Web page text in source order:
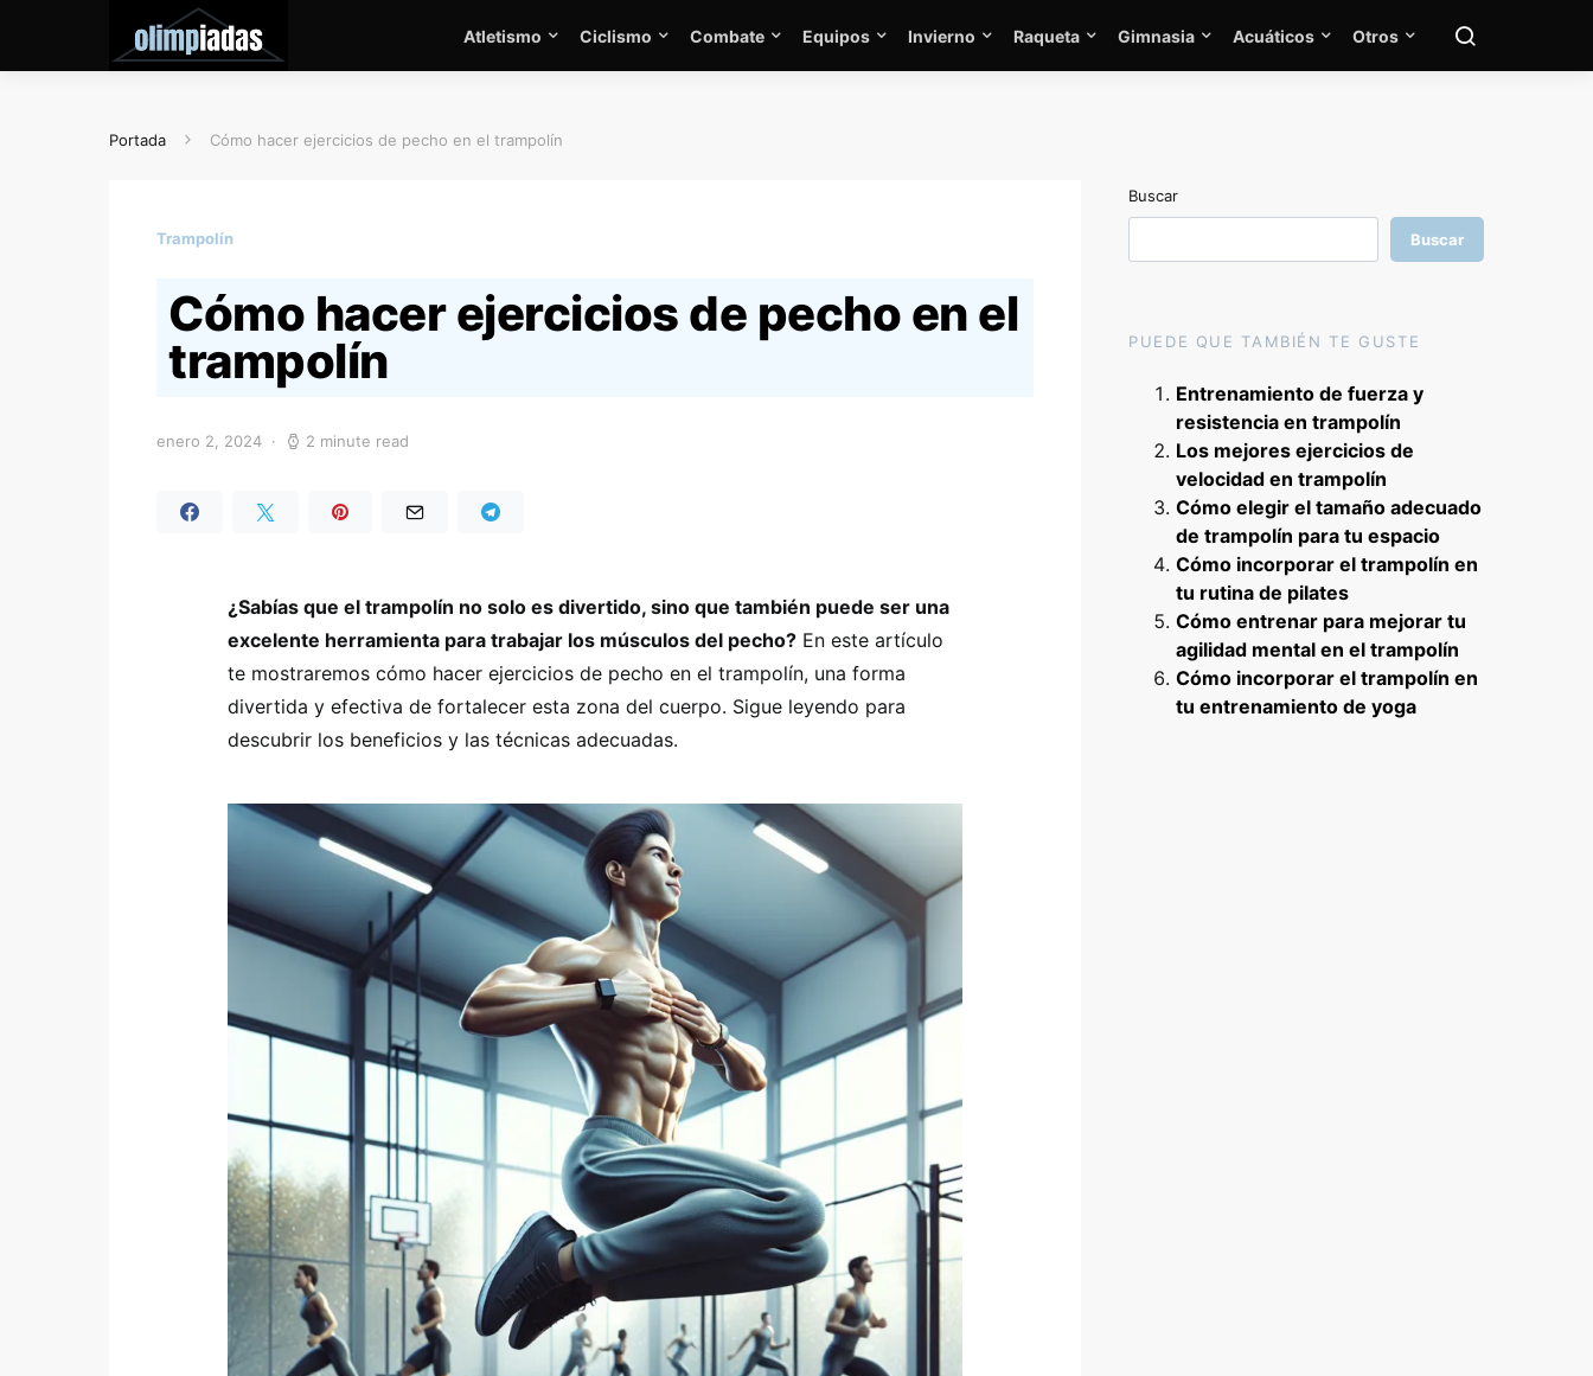
Atletismo Ciclismo Combate Equipos Invierno Raqueta Gimnasia Acuáticos Otros
Portada Cómo hacer ejercicios de pecho en el trampolín
Trampolín
Cómo hacer ejercicios de pecho en el
trampolín
enero 2, 2024 2 minute read
¿Sabías que el trampolín no solo es divertido, sino que también puede ser una
excelente herramienta para trabajar los músculos del pecho? En este artículo
te mostraremos cómo hacer ejercicios de pecho en el trampolín, una forma
divertida y efectiva de fortalecer esta zona del cuerpo. Sigue leyendo para
descubrir los beneficios y las técnicas adecuadas.
Buscar
Buscar
PUEDE QUE TAMBIÉN TE GUSTE
Entrenamiento de fuerza y
resistencia en trampolín
Los mejores ejercicios de
velocidad en trampolín
Cómo elegir el tamaño adecuado
de trampolín para tu espacio
Cómo incorporar el trampolín en
tu rutina de pilates
Cómo entrenar para mejorar tu
agilidad mental en el trampolín
Cómo incorporar el trampolín en
tu entrenamiento de yoga